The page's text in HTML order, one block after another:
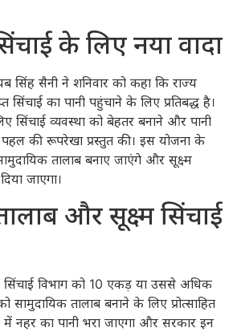
के लिए नया वादा
सिंह सैनी ने शनिवार को कहा कि राज्य
सिंचाई का पानी पहुंचाने के लिए प्रतिबद्ध है।
सिंचाई व्यवस्था को बेहतर बनाने और पानी
की रूपरेखा प्रस्तुत की। इस योजना के
तालाब बनाए जाएंगे और सूक्ष्म
जाएगा।
और सूक्ष्म सिंचाई
सिंचाई विभाग को 10 एकड़ या उससे अधिक
सामुदायिक तालाब बनाने के लिए प्रोत्साहित
में नहर का पानी भरा जाएगा और सरकार इन